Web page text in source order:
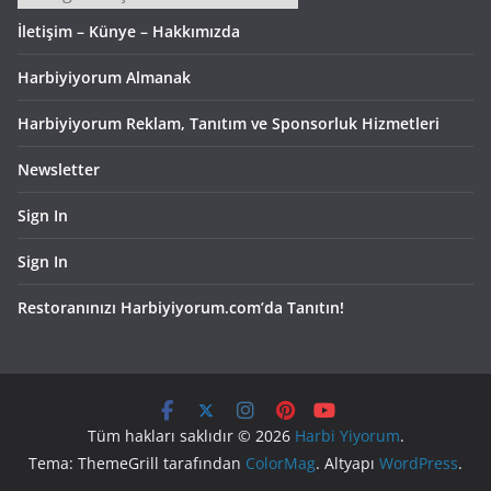
İletişim – Künye – Hakkımızda
Harbiyiyorum Almanak
Harbiyiyorum Reklam, Tanıtım ve Sponsorluk Hizmetleri
Newsletter
Sign In
Sign In
Restoranınızı Harbiyiyorum.com’da Tanıtın!
Tüm hakları saklıdır © 2026 Harbi Yiyorum.
Tema: ThemeGrill tarafından ColorMag. Altyapı WordPress.